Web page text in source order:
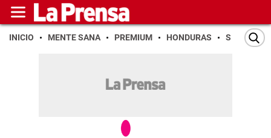
INICIO MENTE SANA PREMIUM HONDURAS SAN PEDRO